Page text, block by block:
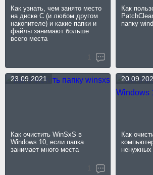
Как узнать, чем занято место
на диске C (и любом другом
накопителе) и какие папки и
файлы занимают больше
всего места
1
Как
папку
Как очистить WinSxS в
Windows 10, если папка
занимает много места
23.09.2021
1
Как